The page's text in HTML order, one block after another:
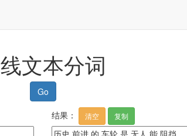
文本分词
Go
结果：
清空 复制